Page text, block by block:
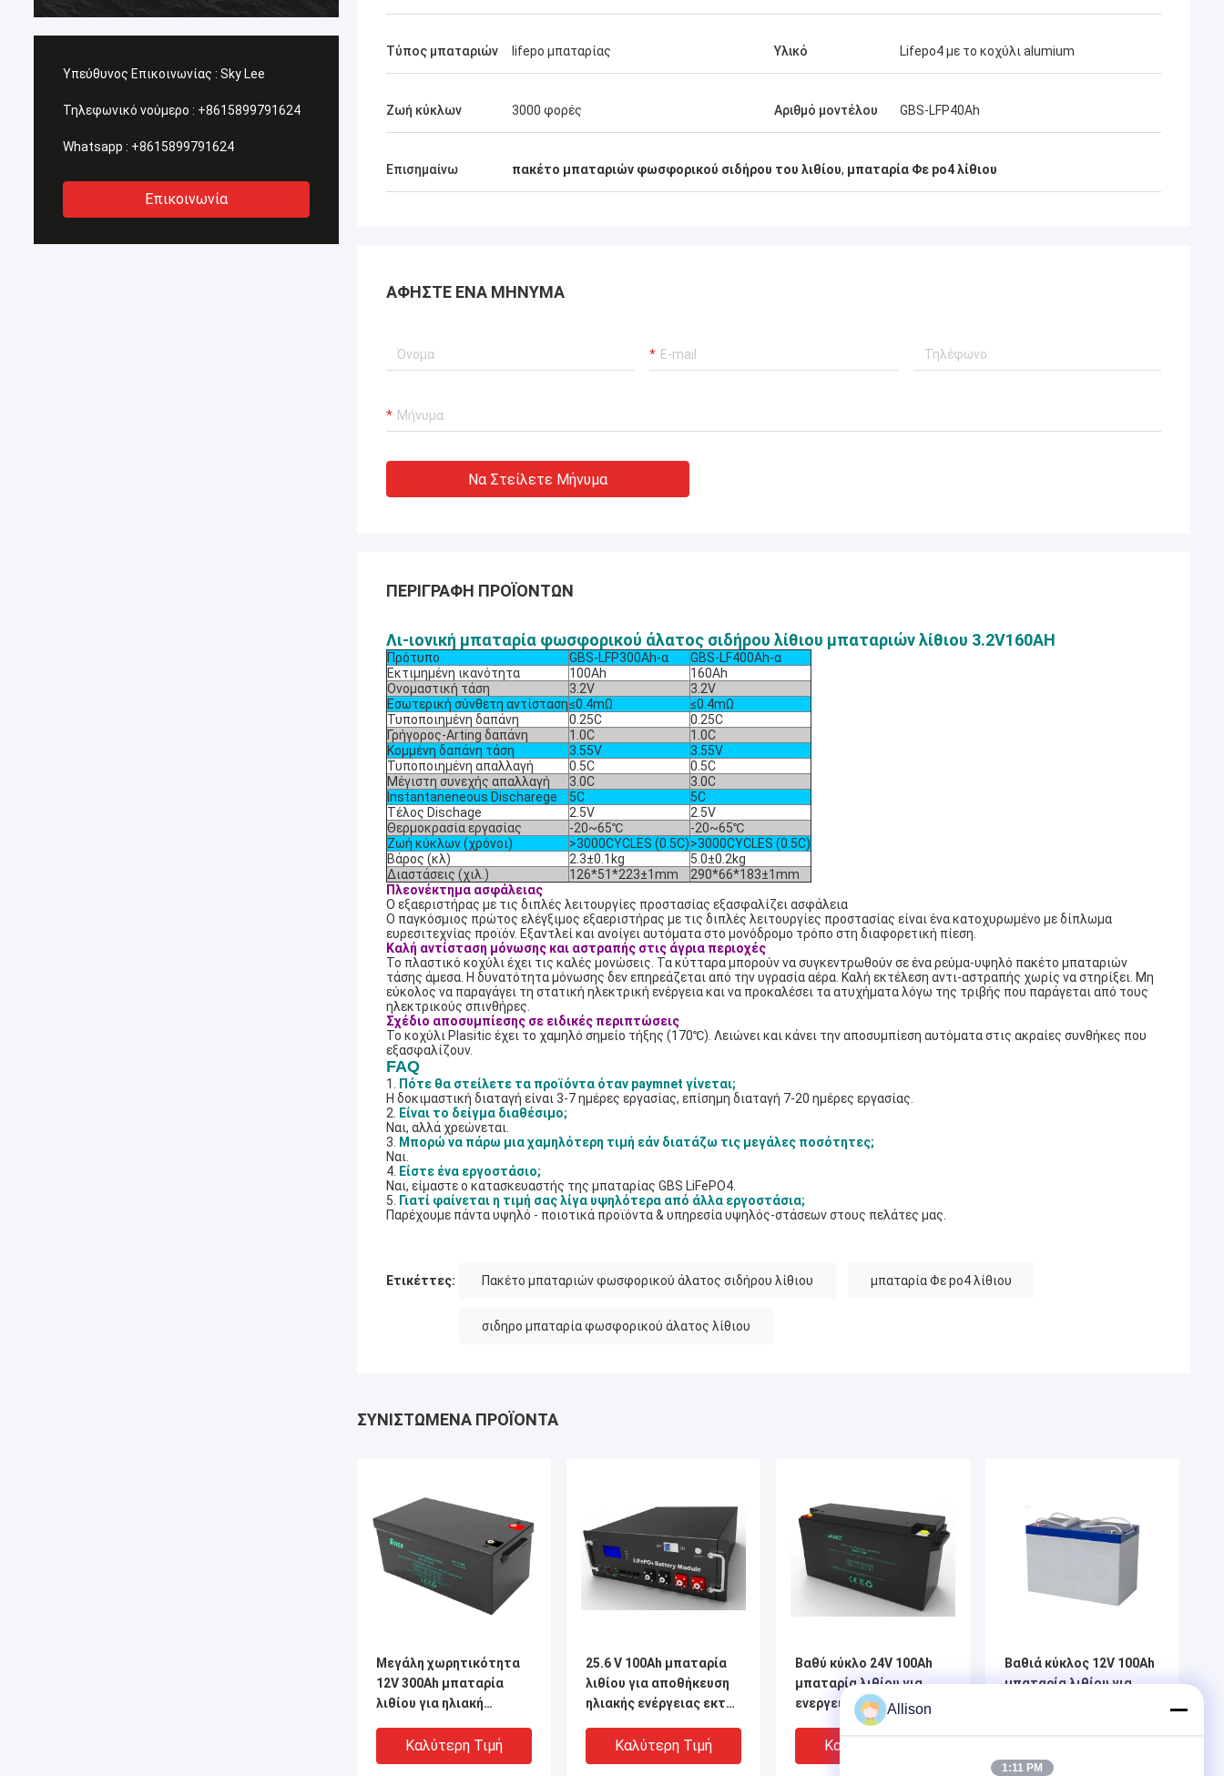
Υπεύθυνος Επικοινωνίας : Sky Lee
Τηλεφωνικό νούμερο : +8615899791624
Whatsapp : +8615899791624
Επικοινωνία
Τύπος μπαταριών lifepo μπαταρίας Υλικό Lifepo4 με το κοχύλι alumium
Ζωή κύκλων 3000 φορές Αριθμό μοντέλου GBS-LFP40Ah
Επισημαίνω πακέτο μπαταριών φωσφορικού σιδήρου του λιθίου, μπαταρία Φε po4 λίθιου
ΑΦΉΣΤΕ ΈΝΑ ΜΉΝΥΜΑ
Να Στείλετε Μήνυμα
ΠΕΡΙΓΡΑΦΉ ΠΡΟΪΌΝΤΩΝ
Λι-ιονική μπαταρία φωσφορικού άλατος σιδήρου λίθιου μπαταριών λίθιου 3.2V160AH
Πρότυπο GBS-LFP300Ah-α
GBS-LF400Ah-α
Εκτιμημένη ικανότητα
100Ah
160Ah
Ονομαστική τάση
3.2V
3.2V
Εσωτερική σύνθετη αντίσταση≤0.4mΩ
≤0.4mΩ
Τυποποιημένη δαπάνη
0.25C
0.25C
Γρήγορος-Arting δαπάνη
1.0C
1.0C
Κομμένη δαπάνη τάση
3.55V
3.55V
Τυποποιημένη απαλλαγή
0.5C
0.5C
Μέγιστη συνεχής απαλλαγή
3.0C
3.0C
Instantaneneous Discharege
5C
5C
Τέλος Dischage
2.5V
2.5V
Θερμοκρασία εργασίας
-20~65℃
-20~65℃
Ζωή κύκλων (χρόνοι)
>3000CYCLES (0.5C)>3000CYCLES (0.5C)
Βάρος (κλ)
2.3±0.1kg
5.0±0.2kg
Διαστάσεις (χιλ.)
126*51*223±1mm
290*66*183±1mm
Πλεονέκτημα ασφάλειας
Ο εξαεριστήρας με τις διπλές λειτουργίες προστασίας εξασφαλίζει ασφάλεια
Ο παγκόσμιος πρώτος ελέγξιμος εξαεριστήρας με τις διπλές λειτουργίες προστασίας είναι ένα κατοχυρωμένο με δίπλωμα
ευρεσιτεχνίας προϊόν. Εξαντλεί και ανοίγει αυτόματα στο μονόδρομο τρόπο στη διαφορετική πίεση.
Καλή αντίσταση μόνωσης και αστραπής στις άγρια περιοχές
Το πλαστικό κοχύλι έχει τις καλές μονώσεις. Τα κύτταρα μπορούν να συγκεντρωθούν σε ένα ρεύμα-υψηλό πακέτο μπαταριών
τάσης άμεσα. Η δυνατότητα μόνωσης δεν επηρεάζεται από την υγρασία αέρα. Καλή εκτέλεση αντι-αστραπής χωρίς να στηρίξει. Μη
εύκολος να παραγάγει τη στατική ηλεκτρική ενέργεια και να προκαλέσει τα ατυχήματα λόγω της τριβής που παράγεται από τους
ηλεκτρικούς σπινθήρες.
Σχέδιο αποσυμπίεσης σε ειδικές περιπτώσεις
Το κοχύλι Plasitic έχει το χαμηλό σημείο τήξης (170℃). Λειώνει και κάνει την αποσυμπίεση αυτόματα στις ακραίες συνθήκες που
εξασφαλίζουν.
FAQ
1.
Πότε θα στείλετε τα προϊόντα όταν paymnet γίνεται;
Η δοκιμαστική διαταγή είναι 3-7 ημέρες εργασίας, επίσημη διαταγή 7-20 ημέρες εργασίας.
2.
Είναι το δείγμα διαθέσιμο;
Ναι, αλλά χρεώνεται.
3.
Μπορώ να πάρω μια χαμηλότερη τιμή εάν διατάζω τις μεγάλες ποσότητες;
Ναι.
4. Είστε ένα εργοστάσιο;
Ναι, είμαστε ο κατασκευαστής της μπαταρίας GBS LiFePO4.
5.
Γιατί φαίνεται η τιμή σας λίγα υψηλότερα από άλλα εργοστάσια;
Παρέχουμε πάντα υψηλό - ποιοτικά προϊόντα & υπηρεσία υψηλός-στάσεων στους πελάτες μας.
Ετικέττες: Πακέτο μπαταριών φωσφορικού άλατος σιδήρου λίθιου μπαταρία Φε po4 λίθιου
σιδηρο μπαταρία φωσφορικού άλατος λίθιου
ΣΥΝΙΣΤΏΜΕΝΑ ΠΡΟΪΌΝΤΑ
Μεγάλη χωρητικότητα
12V 300Ah μπαταρία
λιθίου για ηλιακή
ενέργειαΚαλύτερη Τιμή
25.6 V 100Ah μπαταρία
λιθίου για αποθήκευση
ηλιακής ενέργειας εκτός
Καλύτερη Τιμή
Βαθύ κύκλο 24V 100Ah
μπαταρία λιθίου για
ενεργειακή υποστήριξη
και αποθήκευση
ενέργειαςΚαλύτερη Τιμή
Βαθιά κύκλος 12V 100Ah
μπαταρία λιθίου για
Allison
1:11 PM